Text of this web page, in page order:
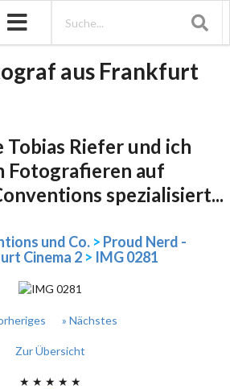
aus Frankfurt
Tobias Riefer und ich
Fotografieren auf
spezialisiert...
und Co. > Proud Nerd -
Cinema 2 > IMG 0281
» Nächstes
Zur Übersicht
★ ★ ★ ★ ★